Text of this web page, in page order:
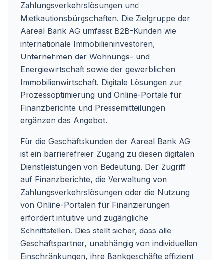
Zahlungsverkehrslösungen und
Mietkautionsbürgschaften. Die Zielgruppe der
Aareal Bank AG umfasst B2B-Kunden wie
internationale Immobilieninvestoren,
Unternehmen der Wohnungs- und
Energiewirtschaft sowie der gewerblichen
Immobilienwirtschaft. Digitale Lösungen zur
Prozessoptimierung und Online-Portale für
Finanzberichte und Pressemitteilungen
ergänzen das Angebot.
Für die Geschäftskunden der Aareal Bank AG
ist ein barrierefreier Zugang zu diesen digitalen
Dienstleistungen von Bedeutung. Der Zugriff
auf Finanzberichte, die Verwaltung von
Zahlungsverkehrslösungen oder die Nutzung
von Online-Portalen für Finanzierungen
erfordert intuitive und zugängliche
Schnittstellen. Dies stellt sicher, dass alle
Geschäftspartner, unabhängig von individuellen
Einschränkungen, ihre Bankgeschäfte effizient